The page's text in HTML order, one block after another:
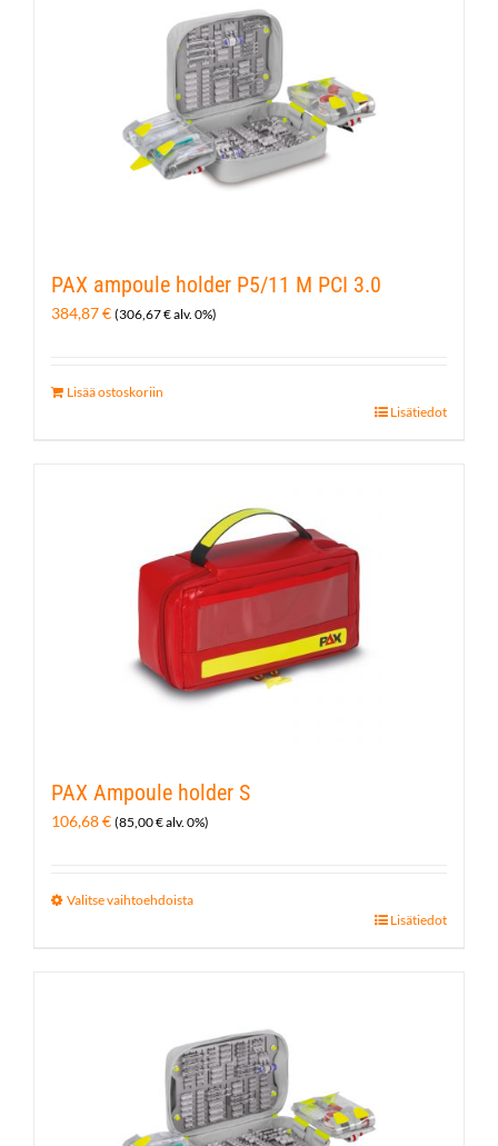
PAX ampoule holder P5/11 M PCI 3.0
384,87€ (306,67€alv. 0%)
Lisää ostoskoriin
Lisätiedot
PAX Ampoule holder S
106,68€ (85,00€alv. 0%)
Valitse vaihtoehdoista
Lisätiedot